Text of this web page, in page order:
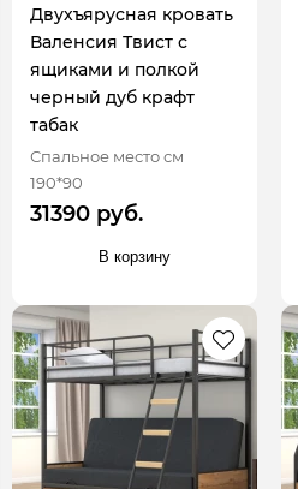
Двухъярусная кровать
Валенсия Твист с
ящиками и полкой
черный дуб крафт
табак
Спальное место см
190*90
31390 руб.
В корзину